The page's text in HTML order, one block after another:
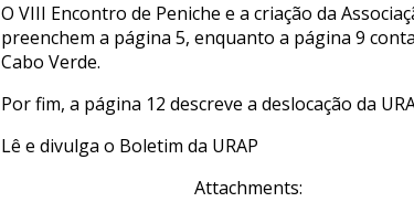
O VIII Encontro de Peniche e a criação da
preenchem a página 5, enquanto a página 9
Cabo Verde.
Por fim, a página 12 descreve a deslocação da
Lê e divulga o Boletim da URAP
Attachments: